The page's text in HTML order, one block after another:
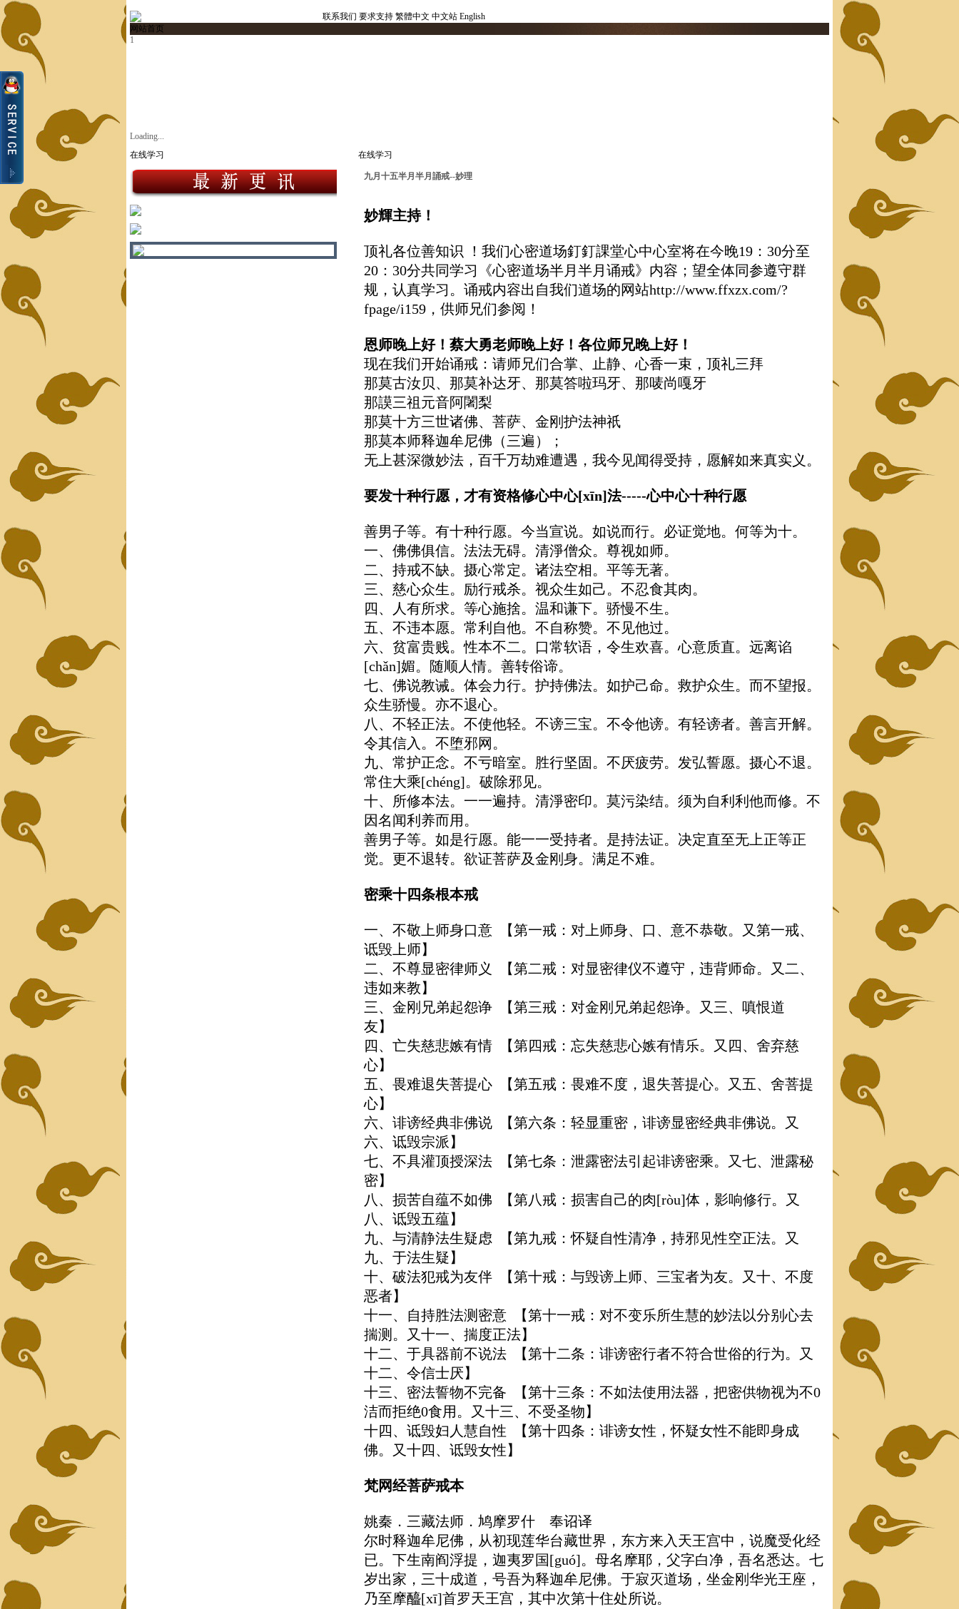
联系我们 要求支持 繁體中文 中文站 English
网站首页
1
Loading...
在线学习
在线学习
九月十五半月半月誦戒--妙理
妙輝主持！
顶礼各位善知识 ！我们心密道场釘釘課堂心中心室将在今晚19：30分至
20：30分共同学习《心密道场半月半月诵戒》内容；望全体同参遵守群
规，认真学习。诵戒内容出自我们道场的网站http://www.ffxzx.com/?
fpage/i159，供师兄们参阅！
恩师晚上好！蔡大勇老师晚上好！各位师兄晚上好！
现在我们开始诵戒：请师兄们合掌、止静、心香一束，顶礼三拜
那莫古汝贝、那莫补达牙、那莫答啦玛牙、那唛尚嘎牙
那謨三祖元音阿闍梨
那莫十方三世诸佛、菩萨、金刚护法神祇
那莫本师释迦牟尼佛（三遍）；
无上甚深微妙法，百千万劫难遭遇，我今见闻得受持，愿解如来真实义。
要发十种行愿，才有资格修心中心[xīn]法-----心中心十种行愿
善男子等。有十种行愿。今当宣说。如说而行。必证觉地。何等为十。
一、佛佛俱信。法法无碍。清淨僧众。尊视如师。
二、持戒不缺。摄心常定。诸法空相。平等无著。
三、慈心众生。励行戒杀。视众生如己。不忍食其肉。
四、人有所求。等心施捨。温和谦下。骄慢不生。
五、不违本愿。常利自他。不自称赞。不见他过。
六、贫富贵贱。性本不二。口常软语，令生欢喜。心意质直。远离谄
[chǎn]媚。随顺人情。善转俗谛。
七、佛说教诫。体会力行。护持佛法。如护己命。救护众生。而不望报。
众生骄慢。亦不退心。
八、不轻正法。不使他轻。不谤三宝。不令他谤。有轻谤者。善言开解。
令其信入。不堕邪网。
九、常护正念。不亏暗室。胜行坚固。不厌疲劳。发弘誓愿。摄心不退。
常住大乘[chéng]。破除邪见。
十、所修本法。一一遍持。清淨密印。莫污染结。须为自利利他而修。不
因名闻利养而用。
善男子等。如是行愿。能一一受持者。是持法证。决定直至无上正等正
觉。更不退转。欲证菩萨及金刚身。满足不难。
密乘十四条根本戒
一、不敬上师身口意 【第一戒：对上师身、口、意不恭敬。又第一戒、
诋毁上师】
二、不尊显密律师义 【第二戒：对显密律仪不遵守，违背师命。又二、
违如来教】
三、金刚兄弟起怨诤 【第三戒：对金刚兄弟起怨诤。又三、嗔恨道
友】
四、亡失慈悲嫉有情 【第四戒：忘失慈悲心嫉有情乐。又四、舍弃慈
心】
五、畏难退失菩提心 【第五戒：畏难不度，退失菩提心。又五、舍菩提
心】
六、诽谤经典非佛说 【第六条：轻显重密，诽谤显密经典非佛说。又
六、诋毁宗派】
七、不具灌顶授深法 【第七条：泄露密法引起诽谤密乘。又七、泄露秘
密】
八、损苦自蕴不如佛 【第八戒：损害自己的肉[ròu]体，影响修行。又
八、诋毁五蕴】
九、与清静法生疑虑 【第九戒：怀疑自性清净，持邪见性空正法。又
九、于法生疑】
十、破法犯戒为友伴 【第十戒：与毁谤上师、三宝者为友。又十、不度
恶者】
十一、自持胜法测密意 【第十一戒：对不变乐所生慧的妙法以分别心去
揣测。又十一、揣度正法】
十二、于具器前不说法 【第十二条：诽谤密行者不符合世俗的行为。又
十二、令信士厌】
十三、密法誓物不完备 【第十三条：不如法使用法器，把密供物视为不0
洁而拒绝0食用。又十三、不受圣物】
十四、诋毁妇人慧自性 【第十四条：诽谤女性，怀疑女性不能即身成
佛。又十四、诋毁女性】
梵网经菩萨戒本
姚秦．三藏法师．鸠摩罗什 奉诏译
尔时释迦牟尼佛，从初现莲华台藏世界，东方来入天王宫中，说魔受化经
已。下生南阎浮提，迦夷罗国[guó]。母名摩耶，父字白净，吾名悉达。七
岁出家，三十成道，号吾为释迦牟尼佛。于寂灭道场，坐金刚华光王座，
乃至摩醯[xī]首罗天王宫，其中次第十住处所说。